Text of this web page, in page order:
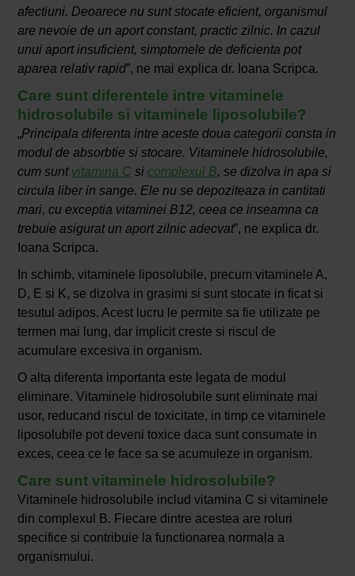
afectiuni. Deoarece nu sunt stocate eficient, organismul
are nevoie de un aport constant, practic zilnic. In cazul
unui aport insuficient, simptomele de deficienta pot
aparea relativ rapid”, ne mai explica dr. Ioana Scripca.
Care sunt diferentele intre vitaminele
hidrosolubile si vitaminele liposolubile?
„Principala diferenta intre aceste doua categorii consta in
modul de absorbtie si stocare. Vitaminele hidrosolubile,
cum sunt vitamina C si complexul B, se dizolva in apa si
circula liber in sange. Ele nu se depoziteaza in cantitati
mari, cu exceptia vitaminei B12, ceea ce inseamna ca
trebuie asigurat un aport zilnic adecvat”, ne explica dr.
Ioana Scripca.
In schimb, vitaminele liposolubile, precum vitaminele A,
D, E si K, se dizolva in grasimi si sunt stocate in ficat si
tesutul adipos. Acest lucru le permite sa fie utilizate pe
termen mai lung, dar implicit creste si riscul de
acumulare excesiva in organism.
O alta diferenta importanta este legata de modul
eliminare. Vitaminele hidrosolubile sunt eliminate mai
usor, reducand riscul de toxicitate, in timp ce vitaminele
liposolubile pot deveni toxice daca sunt consumate in
exces, ceea ce le face sa se acumuleze in organism.
Care sunt vitaminele hidrosolubile?
Vitaminele hidrosolubile includ vitamina C si vitaminele
din complexul B. Fiecare dintre acestea are roluri
specifice si contribuie la functionarea normala a
organismului.